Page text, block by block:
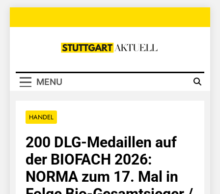
Stuttgart
MENU
HANDEL
200 DLG-Medaillen auf
der BIOFACH 2026:
NORMA zum 17. Mal in